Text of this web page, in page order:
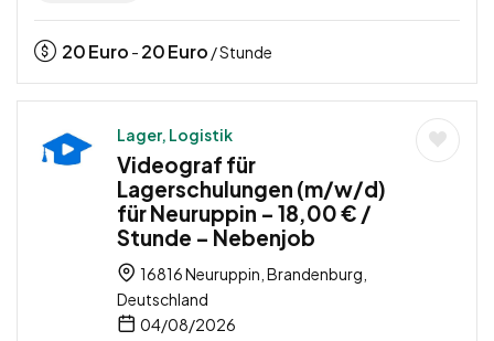
20Euro - 20Euro / Stunde
Lager, Logistik
Videograf für
Lagerschulungen (m/w/d)
für Neuruppin – 18,00 € /
Stunde – Nebenjob
16816 Neuruppin, Brandenburg,
Deutschland
04/08/2026